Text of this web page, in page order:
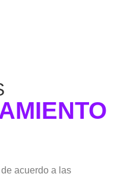
de acuerdo a las